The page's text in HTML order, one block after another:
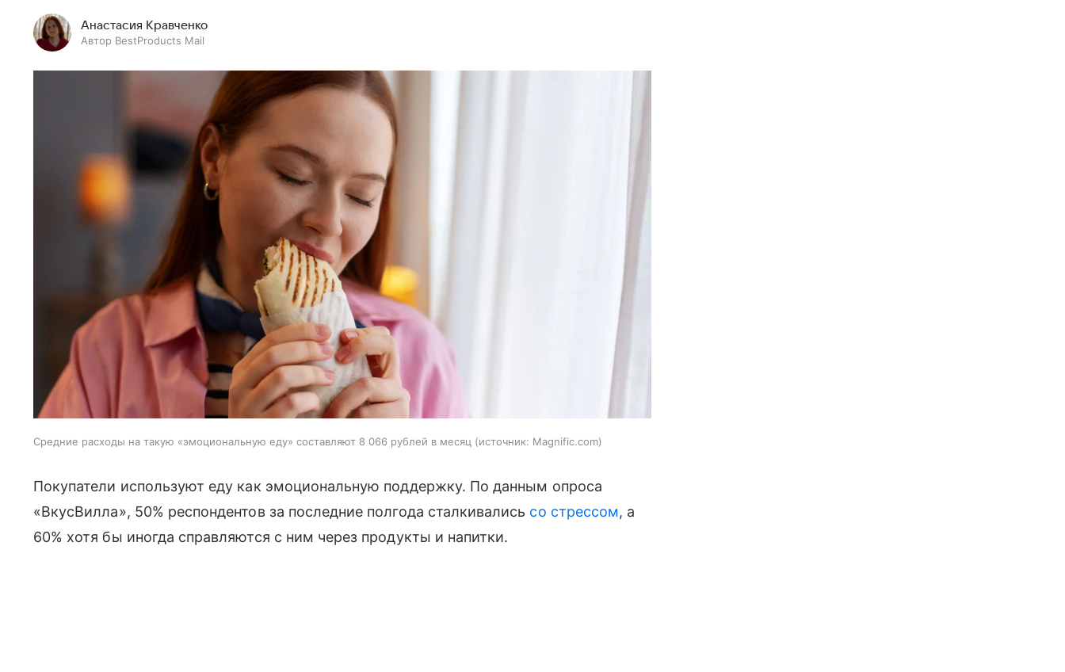
Анастасия Кравченко
Автор BestProducts Mail
Средние расходы на такую «эмоциональную еду» составляют 8 066 рублей в месяц источник: Magnific.com
Покупатели используют еду как эмоциональную поддержку. По данным опроса
«ВкусВилла», 50% респондентов за последние полгода сталкивались со стрессом, а
60% хотя бы иногда справляются с ним через продукты и напитки.